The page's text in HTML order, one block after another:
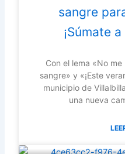
sangre
¡Súmate
Con el lema «No
sangre» y «¡Este
municipio de
una nueva